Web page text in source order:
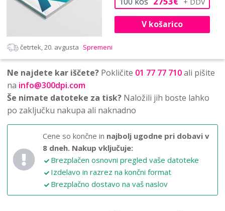
V košarico
četrtek, 20. avgusta Spremeni
Ne najdete kar iščete? Pokličite 01 77 77 710ali pišite
na info@300dpi.com
Še nimate datoteke za tisk? Naložili jih boste lahko
po zaključku nakupa ali naknadno
Cene so končne in najbolj ugodne pri dobavi v
8 dneh. Nakup vključuje:
Brezplačen osnovni pregled vaše datoteke
Izdelavo in razrez na končni format
Brezplačno dostavo na vaš naslov